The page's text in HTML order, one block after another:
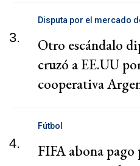
3.
Disputa por el mercado
Otro escándalo
cruzó a EE.UU
cooperativa
4.
Fútbol
FIFA abona